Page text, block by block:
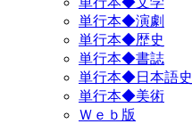
単行本◆演劇
単行本◆歴史
単行本◆書誌
単行本◆日本語史
単行本◆美術
Ｗｅｂ版